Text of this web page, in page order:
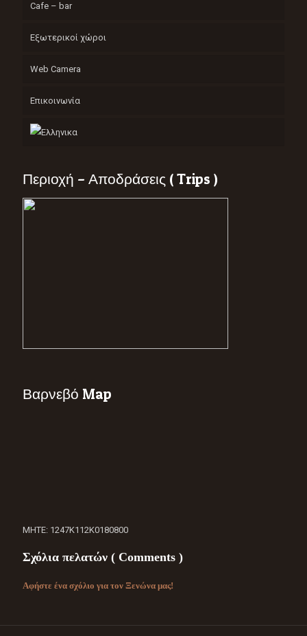
Cafe – bar
Εξωτερικοί χώροι
Web Camera
Επικοινωνία
Περιοχή – Αποδράσεις ( Trips )
Βαρνεβό Map
ΜΗΤΕ: 1247Κ112Κ0180800
Σχόλια πελατών ( Comments )
Αφήστε ένα σχόλιο για τον Ξενώνα μας!